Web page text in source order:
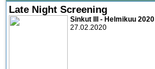
Late Night Screening
Sinkut III - Helmikuu 2020
27.02.2020